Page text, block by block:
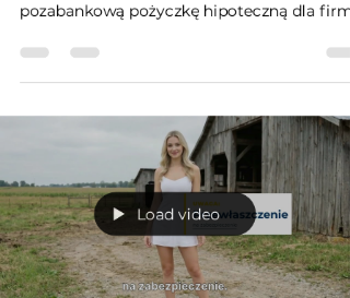
pozabankową pożyczkę hipoteczną dla firm
Gwarantujemy 100% bezpieczeństwa –
zabezpieczenie wyłącznie w Dziale IV Księgi
drapieżnych rat balonowych. Akceptujemy
mieszkania, domy, lokale komercyjne oraz
ziemię rolną w całej Polsce. Odzyskaj
płynność finansową z niezależnym
inwestorem. Zadzwoń i zapytaj: 514
Load video